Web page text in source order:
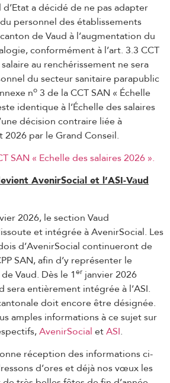
a décidé de ne pas adapter
personnel des établissements
de Vaud à l’augmentation du
conformément à l’art. 3.3 CCT
au renchérissement ne sera
du secteur sanitaire parapublic
no 3 de la CCT SAN « Échelle
identique à l’Échelle des salaires
décision contraire liée à
par le Grand Conseil.
SAN « Echelle des salaires 2026 ».
AvenirSocial et l’ASI-Vaud
2026, le section Vaud
et intégrée à AvenirSocial. Les
d’AvenirSocial continueront de
SAN, afin d’y représenter le
Vaud. Dès le 1er janvier 2026
sera entièrement intégrée à l’ASI.
doit encore être désignée.
amples informations à ce sujet sur
AvenirSocial etASI.
réception des informations ci-
d’ores et déjà nos vœux les